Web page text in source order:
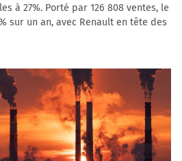
à 27%. Porté par 126 808 ventes, le
sur un an, avec Renault en tête des